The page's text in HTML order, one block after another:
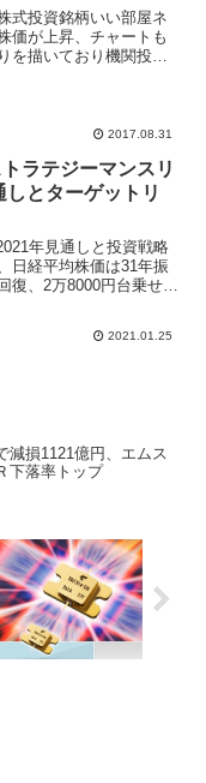
式投資銘柄いい部屋ネ
価が上昇、チャートも
を描いており機関投資
2017.08.31
ラテジーマンスリ
しとターゲットリ
年見通しと投資戦略
日経平均株価は31年振
復、2万8000円台乗せと
作り上げている。証券
2021.01.25
減損1121億円、エムス
下落率トップ